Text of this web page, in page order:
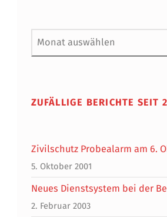
Archiv
ZUFÄLLIGE BERICHTE SEIT
Zivilschutz Probealarm am 6.
5. Oktober 2001
Neues Dienstsystem bei der
2. Februar 2003